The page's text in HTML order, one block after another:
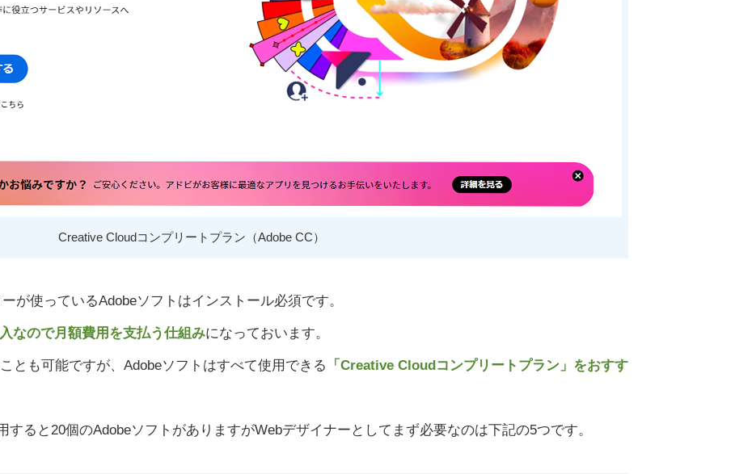
Creative Cloudコンプリートプラン（Adobe CC）
が使っているAdobeソフトはインストール必須です。
なので月額費用を支払う仕組みになっておいます。
とも可能ですが、Adobeソフトはすべて使用できる 「Creative Cloudコンプリートプラン」をおすす
ると20個のAdobeソフトがありますがWebデザイナーとしてまず必要なのは下記の5つです。